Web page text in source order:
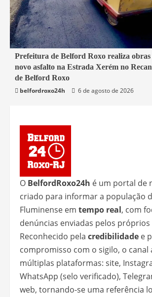
2 min read
Belford Roxo
Prefeitura de Belford Roxo realiza obras
novo asfalto na Estrada Xerém no
de Belford Roxo
belfordroxo24h
6 de agosto de 2026
O BelfordRoxo24h é um portal de
criado para informar a população
Fluminense em tempo real, com
denúncias enviadas pelos
Reconhecido pela credibilidade e
compromisso com o sigilo, o canal
múltiplas plataformas: site,
WhatsApp (selo verificado),
web, tornando-se uma referência